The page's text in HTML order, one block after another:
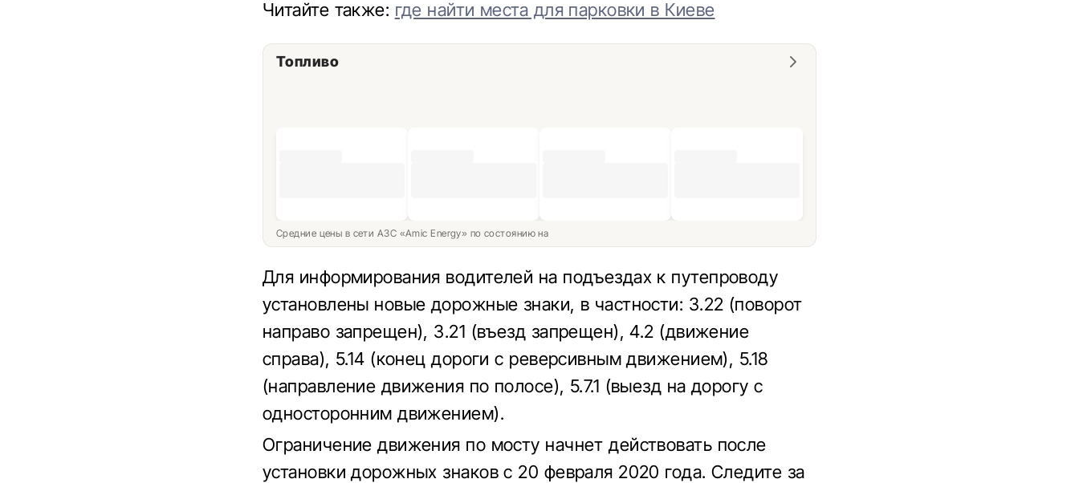
Читайте также: где найти места для парковки в Киеве
Топливо
Средние цены в сети АЗС «Amic Energy» по состоянию на
Для информирования водителей на подъездах к путепроводу
установлены новые дорожные знаки, в частности: 3.22 (поворот
направо запрещен), 3.21 (въезд запрещен), 4.2 (движение
справа), 5.14 (конец дороги с реверсивным движением), 5.18
(направление движения по полосе), 5.7.1 (выезд на дорогу с
односторонним движением).
Ограничение движения по мосту начнет действовать после
установки дорожных знаков с 20 февраля 2020 года. Следите за